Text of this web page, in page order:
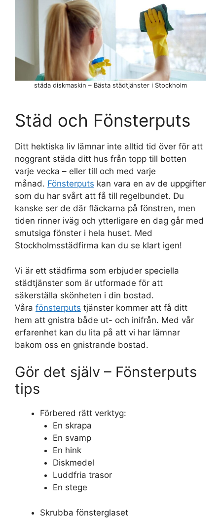
städa diskmaskin – Bästa städtjänster i Stockholm
Städ och Fönsterputs
Ditt hektiska liv lämnar inte alltid tid över för att
noggrant städa ditt hus från topp till botten
varje vecka – eller till och med varje
månad. Fönsterputs kan vara en av de uppgifter
som du har svårt att få till regelbundet. Du
kanske ser de där fläckarna på fönstren, men
tiden rinner iväg och ytterligare en dag går med
smutsiga fönster i hela huset. Med
Stockholmsstädfirma kan du se klart igen!
Vi är ett städfirma som erbjuder speciella
städtjänster som är utformade för att
säkerställa skönheten i din bostad.
Våra fönsterputs tjänster kommer att få ditt
hem att gnistra både ut- och inifrån. Med vår
erfarenhet kan du lita på att vi har lämnar
bakom oss en gnistrande bostad.
Gör det själv – Fönsterputs
tips
Förbered rätt verktyg:
En skrapa
En svamp
En hink
Diskmedel
Luddfria trasor
En stege
Skrubba fönsterglaset